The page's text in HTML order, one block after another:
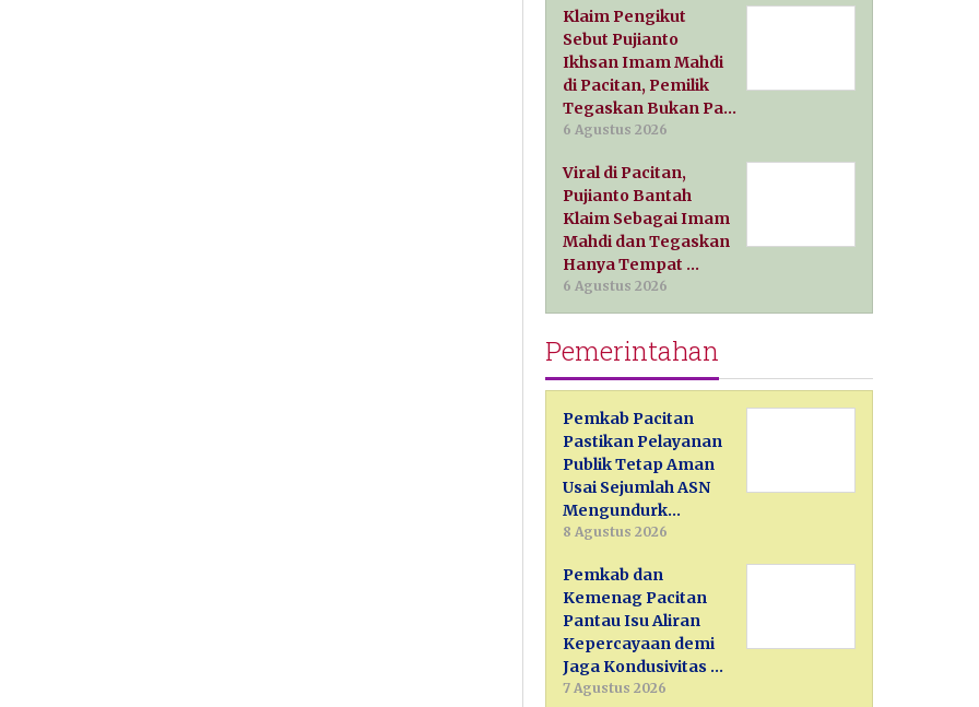
Klaim Pengikut
Sebut Pujianto
Ikhsan Imam Mahdi
di Pacitan, Pemilik
Tegaskan Bukan Pa…
6 Agustus 2026
Viral di Pacitan,
Pujianto Bantah
Klaim Sebagai Imam
Mahdi dan Tegaskan
Hanya Tempat …
6 Agustus 2026
Pemerintahan
Pemkab Pacitan
Pastikan Pelayanan
Publik Tetap Aman
Usai Sejumlah ASN
Mengundurk…
8 Agustus 2026
Pemkab dan
Kemenag Pacitan
Pantau Isu Aliran
Kepercayaan demi
Jaga Kondusivitas …
7 Agustus 2026